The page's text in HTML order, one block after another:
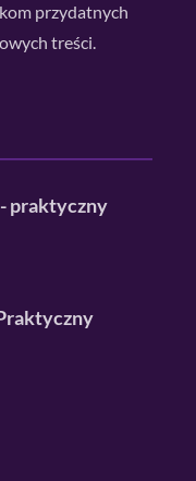
przydatnych
treści.
praktyczny